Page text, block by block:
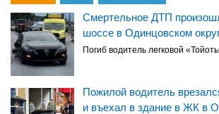
Смертельное ДТП
шоссе в Одинцовском
Погиб водитель легковой
Пожилой водитель
и въехал в здание в ЖК в